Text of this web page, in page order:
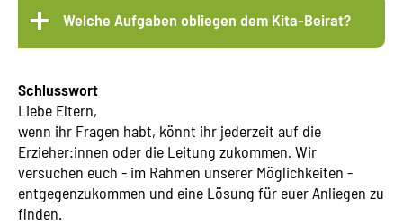
Welche Aufgaben obliegen dem Kita-Beirat?
Schlusswort
Liebe Eltern,
wenn ihr Fragen habt, könnt ihr jederzeit auf die
Erzieher:innen oder die Leitung zukommen. Wir
versuchen euch - im Rahmen unserer Möglichkeiten -
entgegenzukommen und eine Lösung für euer Anliegen zu
finden.